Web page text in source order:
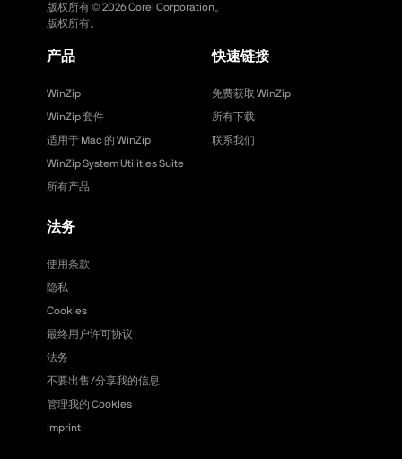
版权所有 © 2026Corel Corporation。
版权所有。
产品
WinZip
WinZip 套件
适用于 Mac 的 WinZip
WinZip System Utilities Suite
所有产品
快速链接
免费获取 WinZip
所有下载
联系我们
法务
使用条款
隐私
Cookies
最终用户许可协议
法务
不要出售/分享我的信息
管理我的 Cookies
Imprint